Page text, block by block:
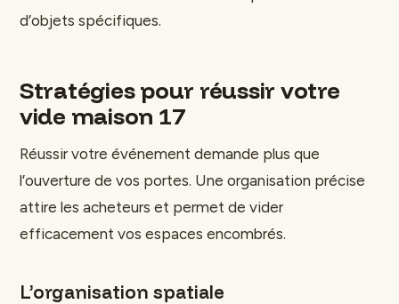
d’objets spécifiques.
Stratégies pour réussir votre
vide maison 17
Réussir votre événement demande plus que
l’ouverture de vos portes. Une organisation précise
attire les acheteurs et permet de vider
efficacement vos espaces encombrés.
L’organisation spatiale